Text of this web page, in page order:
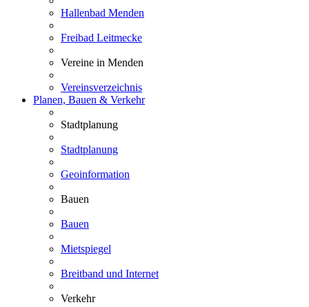
Hallenbad Menden
Freibad Leitmecke
Vereine in Menden
Vereinsverzeichnis
Planen, Bauen & Verkehr
Stadtplanung
Stadtplanung
Geoinformation
Bauen
Bauen
Mietspiegel
Breitband und Internet
Verkehr